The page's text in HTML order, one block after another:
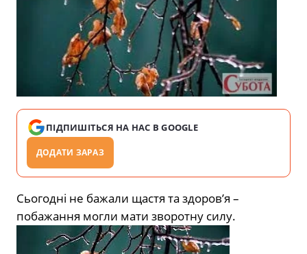
ПІДПИШІТЬСЯ НА НАС В GOOGLE
ДОДАТИ ЗАРАЗ
Сьогодні не бажали щастя та здоров’я –
побажання могли мати зворотну силу.